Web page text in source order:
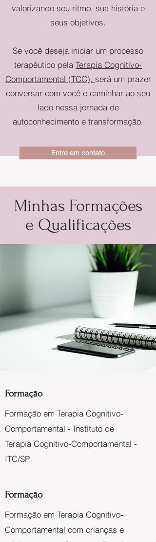
valorizando seu ritmo, sua história e
seus objetivos.
Se você deseja iniciar um processo
terapêutico pela Terapia Cognitivo-
Comportamental (TCC), será um prazer
conversar com você e caminhar ao seu
lado nessa jornada de
autoconhecimento e transformação.
Entre em contato
Minhas Formações
e Qualificações
Formação
Formação em Terapia Cognitivo-
Comportamental - Instituto de
Terapia Cognitivo-Comportamental -
ITC/SP
Formação
Formação em Terapia Cognitivo-
Comportamental com crianças e